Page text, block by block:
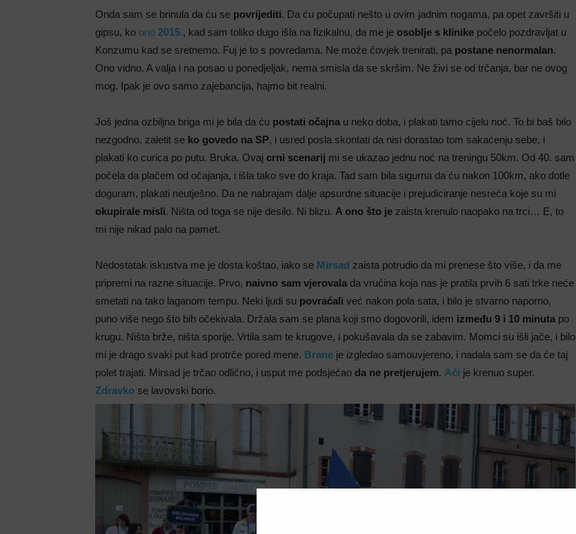
Onda sam se brinula da ću se povrijediti. Da ću počupati nešto u ovim jadnim nogama, pa opet završiti u
gipsu, ko ono 2015., kad sam toliko dugo išla na fizikalnu, da me je osoblje s klinike počelo pozdravljat u
Konzumu kad se sretnemo. Fuj je to s povredama. Ne može čovjek trenirati, pa postane nenormalan.
Ono vidno. A valja i na posao u ponedjeljak, nema smisla da se skršim. Ne živi se od trčanja, bar ne ovog
mog. Ipak je ovo samo zajebancija, hajmo bit realni.
Još jedna ozbiljna briga mi je bila da ću postati očajna u neko doba, i plakati tamo cijelu noć. To bi baš bilo
nezgodno, zaletit se ko govedo na SP, i usred posla skontati da nisi dorastao tom sakaćenju sebe, i
plakati ko curica po putu. Bruka. Ovaj crni scenarij mi se ukazao jednu noć na treningu 50km. Od 40. sam
počela da plačem od očajanja, i išla tako sve do kraja. Tad sam bila sigurna da ću nakon 100km, ako dotle
doguram, plakati neutješno. Da ne nabrajam dalje apsurdne situacije i prejudiciranje nesreća koje su mi
okupirale misli. Ništa od toga se nije desilo. Ni blizu. A ono što je zaista krenulo naopako na trci… E, to
mi nije nikad palo na pamet.
Nedostatak iskustva me je dosta koštao, iako se Mirsad zaista potrudio da mi prenese što više, i da me
pripremi na razne situacije. Prvo, naivno sam vjerovala da vrućina koja nas je pratila prvih 6 sati trke neće
smetati na tako laganom tempu. Neki ljudi su povraćali već nakon pola sata, i bilo je stvarno naporno,
puno više nego što bih očekivala. Držala sam se plana koji smo dogovorili, idem između 9 i 10 minuta po
krugu. Ništa brže, ništa sporije. Vrtila sam te krugove, i pokušavala da se zabavim. Momci su išli jače, i bilo
mi je drago svaki put kad protrče pored mene. Brane je izgledao samouvjereno, i nadala sam se da će taj
polet trajati. Mirsad je trčao odlično, i usput me podsjećao da ne pretjerujem. Aći je krenuo super.
Zdravko se lavovski borio.